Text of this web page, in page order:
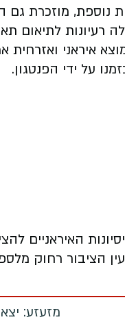
נוספת, מוזכרת גם
רעיונות לתיאום
איראני
על ידי הפנטגון.
האיראניים
הציבור רחוק
מזעזע: